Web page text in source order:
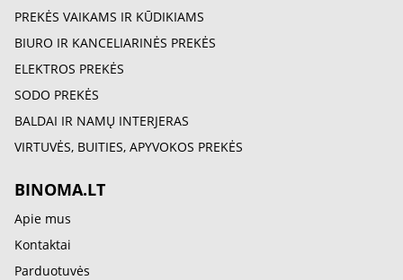
PREKĖS VAIKAMS IR KŪDIKIAMS
BIURO IR KANCELIARINĖS PREKĖS
ELEKTROS PREKĖS
SODO PREKĖS
BALDAI IR NAMŲ INTERJERAS
VIRTUVĖS, BUITIES, APYVOKOS PREKĖS
BINOMA.LT
Apie mus
Kontaktai
Parduotuvės